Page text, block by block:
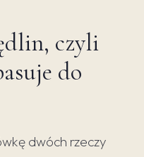
czyli
do
dwóch rzeczy